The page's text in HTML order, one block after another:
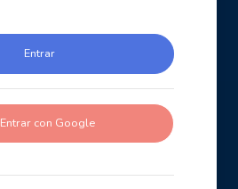
Entrar con Google